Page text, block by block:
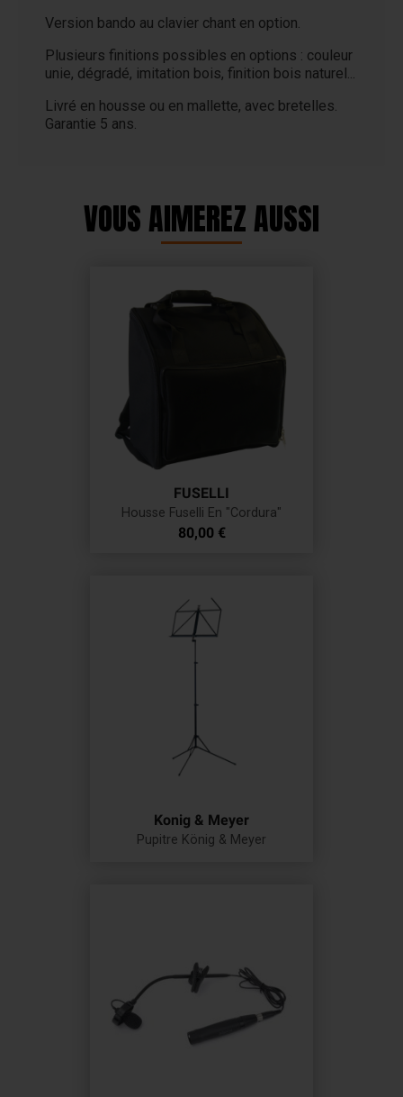
Version bando au clavier chant en option.
Plusieurs finitions possibles en options : couleur
unie, dégradé, imitation bois, finition bois naturel...
Livré en housse ou en mallette, avec bretelles.
Garantie 5 ans.
VOUS AIMEREZ AUSSI
FUSELLI
Housse Fuselli En "Cordura"
Prix
80,00 €
Konig & Meyer
Pupitre König & Meyer